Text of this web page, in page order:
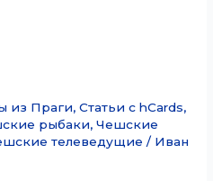
из Праги,Статьи с hCards,
рыбаки,Чешские
телеведущие / Иван